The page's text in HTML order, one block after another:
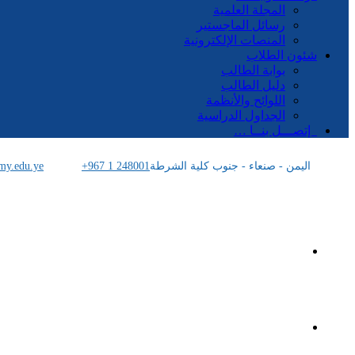
المجلة العلمية
رسائل الماجستير
المنصات الإلكترونية
شئون الطلاب
بوابة الطالب
دليل الطالب
اللوائح والأنظمة
الجداول الدراسية
إتصـــل بنــا …
اليمن - صنعاء - جنوب كلية الشرطة+967 1 248001